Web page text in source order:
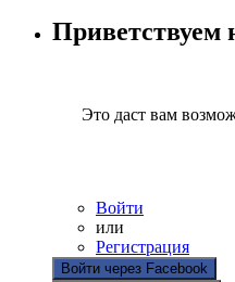
Приветствуем
Это даст вам
Войти
или
Регистрация
Войти через Facebook